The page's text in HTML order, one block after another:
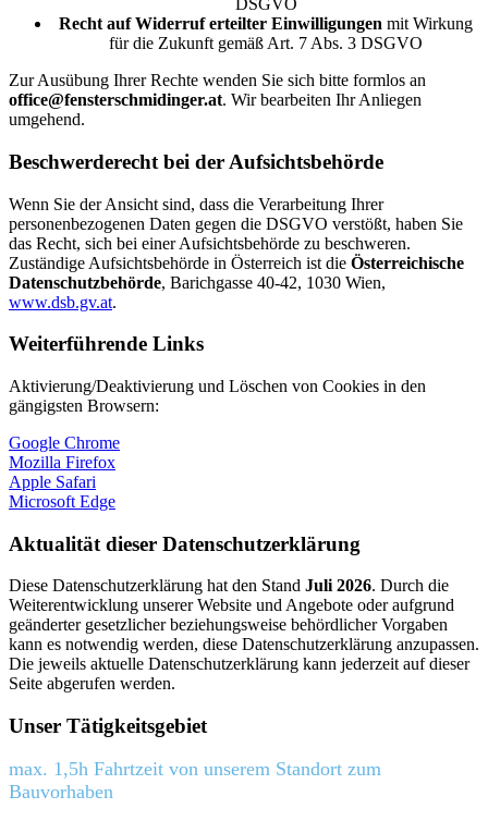
DSGVO
Recht auf Widerruf erteilter Einwilligungen mit Wirkung
für die Zukunft gemäß Art. 7 Abs. 3 DSGVO
Zur Ausübung Ihrer Rechte wenden Sie sich bitte formlos an
office@fensterschmidinger.at. Wir bearbeiten Ihr Anliegen
umgehend.
Beschwerderecht bei der Aufsichtsbehörde
Wenn Sie der Ansicht sind, dass die Verarbeitung Ihrer
personenbezogenen Daten gegen die DSGVO verstößt, haben Sie
das Recht, sich bei einer Aufsichtsbehörde zu beschweren.
Zuständige Aufsichtsbehörde in Österreich ist die Österreichische
Datenschutzbehörde, Barichgasse 40-42, 1030 Wien,
www.dsb.gv.at.
Weiterführende Links
Aktivierung/Deaktivierung und Löschen von Cookies in den
gängigsten Browsern:
Google Chrome
Mozilla Firefox
Apple Safari
Microsoft Edge
Aktualität dieser Datenschutzerklärung
Diese Datenschutzerklärung hat den Stand Juli 2026. Durch die
Weiterentwicklung unserer Website und Angebote oder aufgrund
geänderter gesetzlicher beziehungsweise behördlicher Vorgaben
kann es notwendig werden, diese Datenschutzerklärung anzupassen.
Die jeweils aktuelle Datenschutzerklärung kann jederzeit auf dieser
Seite abgerufen werden.
Unser Tätigkeitsgebiet
max. 1,5h Fahrtzeit von unserem Standort zum
Bauvorhaben